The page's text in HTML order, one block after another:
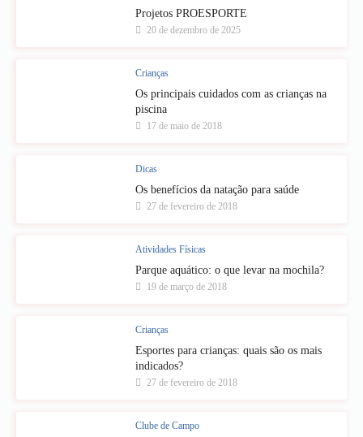
Projetos PROESPORTE
20 de dezembro de 2025
Crianças
Os principais cuidados com as crianças na
piscina
17 de maio de 2018
Dicas
Os benefícios da natação para saúde
27 de fevereiro de 2018
Atividades Físicas
Parque aquático: o que levar na mochila?
19 de março de 2018
Crianças
Esportes para crianças: quais são os mais
indicados?
27 de fevereiro de 2018
Clube de Campo